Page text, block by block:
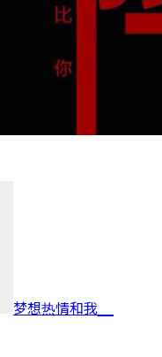
梦想热情和我__